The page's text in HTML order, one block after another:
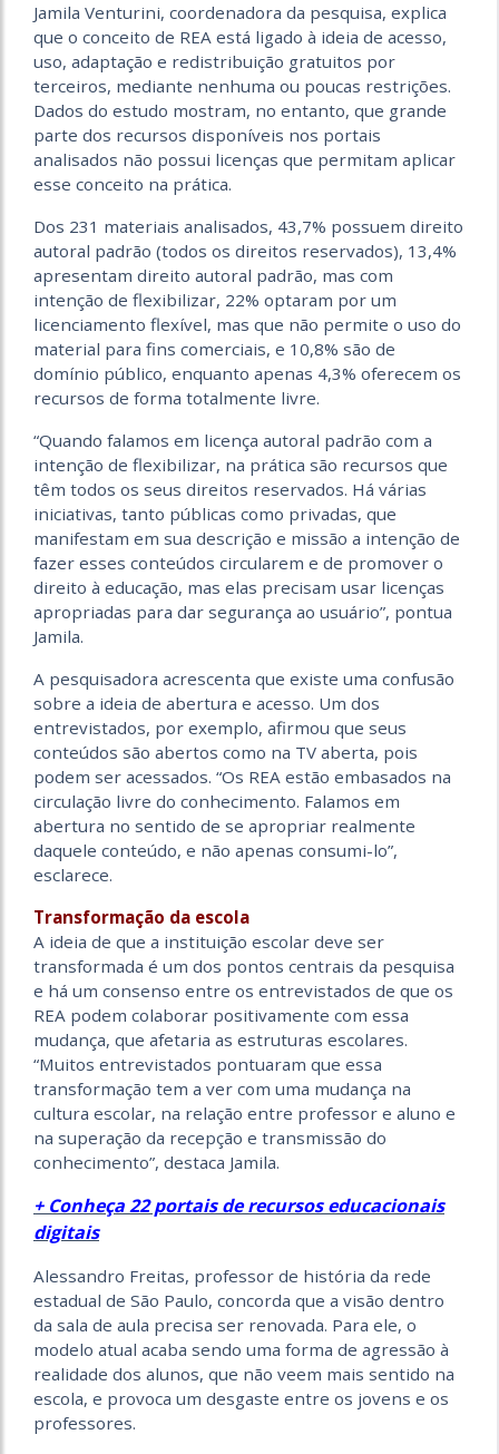
Jamila Venturini, coordenadora da pesquisa, explica
que o conceito de REA está ligado à ideia de acesso,
uso, adaptação e redistribuição gratuitos por
terceiros, mediante nenhuma ou poucas restrições.
Dados do estudo mostram, no entanto, que grande
parte dos recursos disponíveis nos portais
analisados não possui licenças que permitam aplicar
esse conceito na prática.
Dos 231 materiais analisados, 43,7% possuem direito
autoral padrão (todos os direitos reservados), 13,4%
apresentam direito autoral padrão, mas com
intenção de flexibilizar, 22% optaram por um
licenciamento flexível, mas que não permite o uso do
material para fins comerciais, e 10,8% são de
domínio público, enquanto apenas 4,3% oferecem os
recursos de forma totalmente livre.
“Quando falamos em licença autoral padrão com a
intenção de flexibilizar, na prática são recursos que
têm todos os seus direitos reservados. Há várias
iniciativas, tanto públicas como privadas, que
manifestam em sua descrição e missão a intenção de
fazer esses conteúdos circularem e de promover o
direito à educação, mas elas precisam usar licenças
apropriadas para dar segurança ao usuário”, pontua
Jamila.
A pesquisadora acrescenta que existe uma confusão
sobre a ideia de abertura e acesso. Um dos
entrevistados, por exemplo, afirmou que seus
conteúdos são abertos como na TV aberta, pois
podem ser acessados. “Os REA estão embasados na
circulação livre do conhecimento. Falamos em
abertura no sentido de se apropriar realmente
daquele conteúdo, e não apenas consumi-lo”,
esclarece.
Transformação da escola
A ideia de que a instituição escolar deve ser
transformada é um dos pontos centrais da pesquisa
e há um consenso entre os entrevistados de que os
REA podem colaborar positivamente com essa
mudança, que afetaria as estruturas escolares.
“Muitos entrevistados pontuaram que essa
transformação tem a ver com uma mudança na
cultura escolar, na relação entre professor e aluno e
na superação da recepção e transmissão do
conhecimento”, destaca Jamila.
+ Conheça 22 portais de recursos educacionais
digitais
Alessandro Freitas, professor de história da rede
estadual de São Paulo, concorda que a visão dentro
da sala de aula precisa ser renovada. Para ele, o
modelo atual acaba sendo uma forma de agressão à
realidade dos alunos, que não veem mais sentido na
escola, e provoca um desgaste entre os jovens e os
professores.